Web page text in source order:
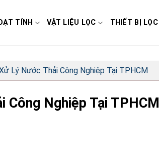
TÍNH VẬT LIỆU LỌC THIẾT BỊ LỌC
Lý Nước Thải Công Nghiệp Tại TPHCM
Công Nghiệp Tại TPHCM